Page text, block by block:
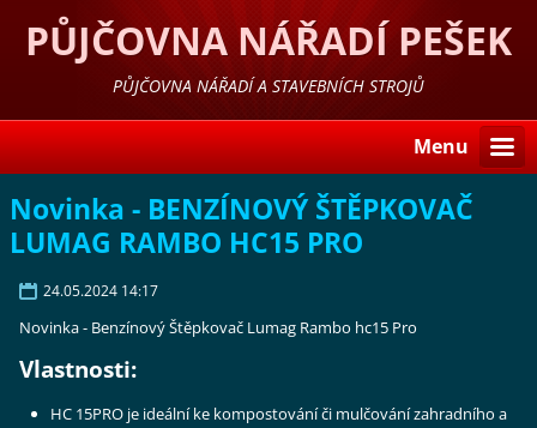
PŮJČOVNA NÁŘADÍ PEŠEK
LIBEREC
PŮJČOVNA NÁŘADÍ A STAVEBNÍCH STROJŮ
Menu
Novinka - BENZÍNOVÝ ŠTĚPKOVAČ
LUMAG RAMBO HC15 PRO
24.05.2024 14:17
Novinka - Benzínový Štěpkovač Lumag Rambo hc15 Pro
Vlastnosti:
HC 15PRO je ideální ke kompostování či mulčování zahradního a